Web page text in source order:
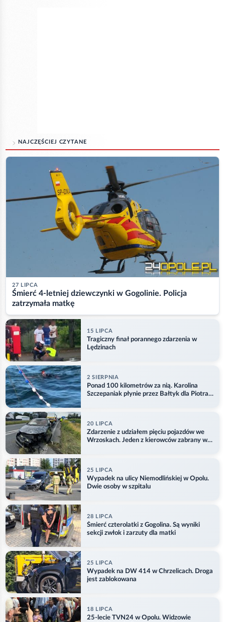
NAJCZĘŚCIEJ CZYTANE
27 LIPCA
Śmierć 4-letniej dziewczynki w Gogolinie. Policja
zatrzymała matkę
15 LIPCA
Tragiczny finał porannego zdarzenia w
Lędzinach
2 SIERPNIA
Ponad 100 kilometrów za nią. Karolina
Szczepaniak płynie przez Bałtyk dla Piotra.
20 LIPCA
Zdarzenie z udziałem pięciu pojazdów we
Wrzoskach. Jeden z kierowców zabrany w
25 LIPCA
Wypadek na ulicy Niemodlińskiej w Opolu.
Dwie osoby w szpitalu
28 LIPCA
Śmierć czterolatki z Gogolina. Są wyniki
sekcji zwłok i zarzuty dla matki
25 LIPCA
Wypadek na DW 414 w Chrzelicach. Droga
jest zablokowana
18 LIPCA
25-lecie TVN24 w Opolu. Widzowie